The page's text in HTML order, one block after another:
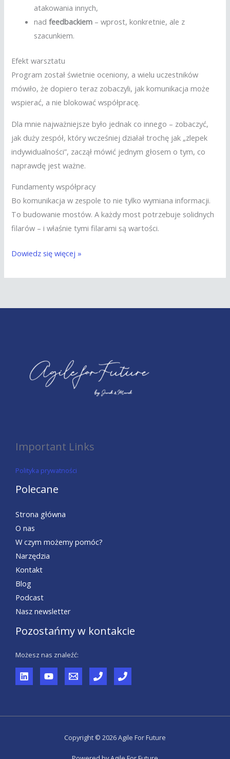
atakowania innych,
nadfeedbackiem – wprost, konkretnie, ale z
szacunkiem.
Efekt warsztatu
Program został świetnie oceniony, a wielu uczestników
mówiło, że dopiero teraz zobaczyli, jak komunikacja może
wspierać, a nie blokować współpracę.
Dla mnie najważniejsze było jednak co innego – zobaczyć,
jak duży zespół, który wcześniej działał trochę jak „zlepek
indywidualności”, zaczął mówić jednym głosem o tym, co
naprawdę jest ważne.
Fundamenty współpracy
Bo komunikacja w zespole to nie tylko wymiana informacji.
To budowanie mostów. A każdy most potrzebuje solidnych
filarów – i właśnie tymi filarami są wartości.
Dowiedz się więcej »
Important Links
Polityka prywatności
Polecane
Strona główna
O nas
W czym możemy pomóc?
Narzędzia
Kontakt
Blog
Podcast
Nasz newsletter
Pozostańmy w kontakcie
Możesz nas znaleźć:
Copyright © 2026 Agile For Future